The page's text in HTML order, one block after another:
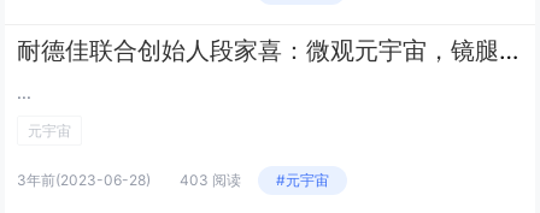
耐德佳联合创始人段家喜：微观元宇宙，镜腿里的AR光学
...
元宇宙
3年前(2023-06-28) 403 阅读 #元宇宙